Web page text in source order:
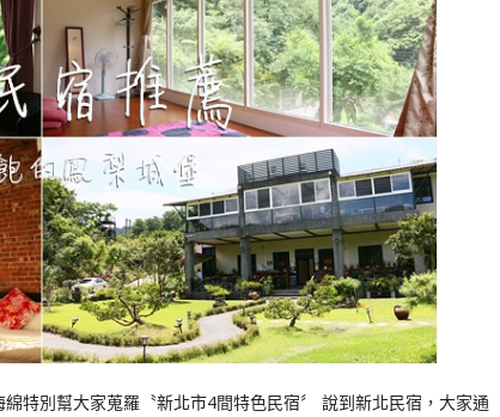
特別幫大家蒐羅〝新北市4間特色民宿〞 說到新北民宿，大家通